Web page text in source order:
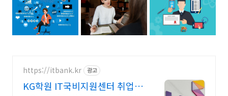
https://itbank.kr 광고
KG학원 IT국비지원센터 취업지